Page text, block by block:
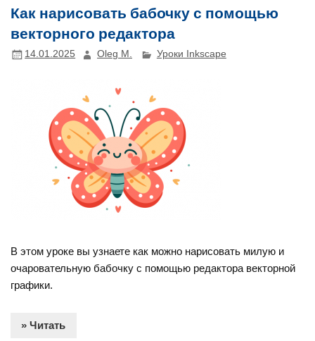
Как нарисовать бабочку с помощью
векторного редактора
14.01.2025 Oleg M. Уроки Inkscape
В этом уроке вы узнаете как можно нарисовать милую и
очаровательную бабочку с помощью редактора векторной
графики.
» Читать